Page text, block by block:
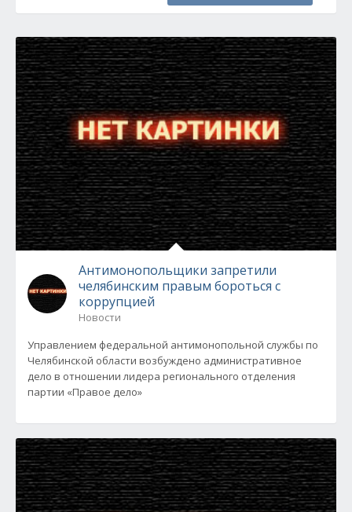
Антимонопольщики запретили
челябинским правым бороться с
коррупцией
Новости
Управлением федеральной антимонопольной службы по
Челябинской области возбуждено административное
дело в отношении лидера регионального отделения
партии «Правое дело»